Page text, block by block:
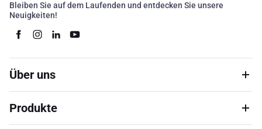
Bleiben Sie auf dem Laufenden und entdecken Sie unsere
Neuigkeiten!
Über uns
Produkte